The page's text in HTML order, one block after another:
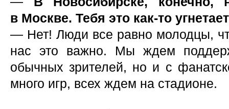
в Москве. Тебя это как-то
— Нет! Люди все равно молодцы,
нас это важно. Мы ждем
обычных зрителей, но и с
много игр, всех ждем на стадионе.